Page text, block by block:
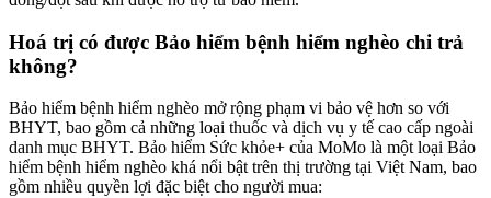
Hoá trị có được Bảo hiểm bệnh hiểm nghèo chi trả
không?
Bảo hiểm bệnh hiểm nghèo mở rộng phạm vi bảo vệ hơn so với
BHYT, bao gồm cả những loại thuốc và dịch vụ y tế cao cấp ngoài
danh mục BHYT. Bảo hiểm Sức khỏe+ của MoMo là một loại Bảo
hiểm bệnh hiểm nghèo khá nổi bật trên thị trường tại Việt Nam, bao
gồm nhiều quyền lợi đặc biệt cho người mua: